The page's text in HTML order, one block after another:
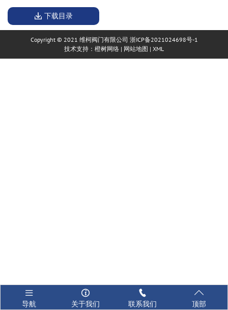
 下载目录
Copyright © 2021 维柯阀门有限公司 浙ICP备2021024698号-1
技术支持：橙树网络 | 网站地图 | XML

导航

关于我们

联系我们

顶部